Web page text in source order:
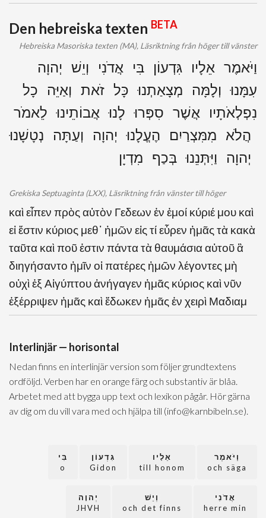
Den hebreiska texten BETA
Hebreiska Masoriska texten (MA), Läsriktning från höger till vänster
וַיֹּאמֶר אֵלָיו גִּדְעוֹן בִּי אֲדֹנִי וְיֵשׁ יְהוָה
עִמָּנוּ וְלָמָּה מְצָאַתְנוּ כָּל זֹאת וְאַיֵּה כָל
נִפְלְאֹתָיו אֲשֶׁר סִפְּרוּ לָנוּ אֲבוֹתֵינוּ לֵאמֹר
הֲלֹא מִמִּצְרַיִם הֶעֱלָנוּ יְהוָה וְעַתָּה נְטָשָׁנוּ
יְהוָה וַיִּתְּנֵנוּ בְּכַף מִדְיָן
Grekiska Septuaginta (LXX), Läsriktning från vänster till höger
καὶ εἶπεν πρὸς αὐτὸν Γεδεων ἐν ἐμοί κύριέ μου καὶ
εἰ ἔστιν κύριος μεθ᾽ ἡμῶν εἰς τί εὗρεν ἡμᾶς τὰ κακὰ
ταῦτα καὶ ποῦ ἐστιν πάντα τὰ θαυμάσια αὐτοῦ ἃ
διηγήσαντο ἡμῖν οἱ πατέρες ἡμῶν λέγοντες μὴ
οὐχὶ ἐξ Αἰγύπτου ἀνήγαγεν ἡμᾶς κύριος καὶ νῦν
ἐξέρριψεν ἡμᾶς καὶ ἔδωκεν ἡμᾶς ἐν χειρὶ Μαδιαμ
Interlinjär — horisontal
Nedan finns en interlinjär version som följer grundtextens
ordföljd. Verben har en orange färg och substantiv är blåa.
Arbetet med att bygga upp text och lexikon pågår. Hör gärna
av dig om du vill vara med och hjälpa till (info@karnbibeln.se).
וַיֹּאמֶר
och säga
אֵלָיו
till honom
גִּדְעוֹן
Gidon
בִּי
o
אֲדֹנִי
herre min
וְיֵשׁ
och det finns
יְהוָה
JHVH